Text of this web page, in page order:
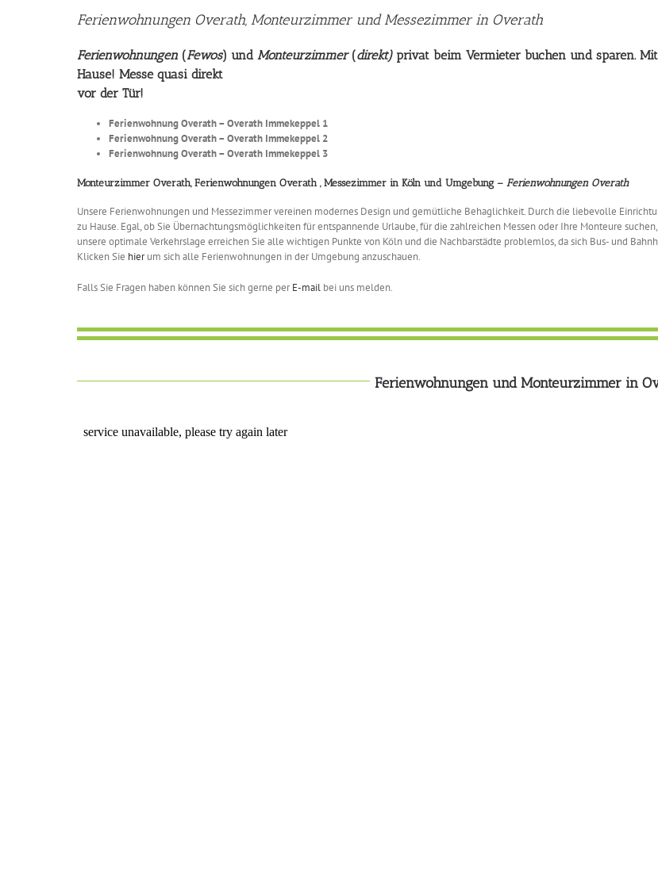
Ferienwohnungen Overath, Monteurzimmer und Messezimmer in Overath
Ferienwohnungen (Fewos) und Monteurzimmer(direkt)privat beim Vermieter buchen und sparen.
Hause! Messe quasi direkt
vor der Tür!
Ferienwohnung Overath – Overath Immekeppel 1
Ferienwohnung Overath – Overath Immekeppel 2
Ferienwohnung Overath – Overath Immekeppel 3
Monteurzimmer Overath, Ferienwohnungen Overath , Messezimmer in Köln und Umgebung – Ferienwohnungen Overath
Unsere Ferienwohnungen und Messezimmer vereinen modernes Design und gemütliche Behaglichkeit. Durch die liebevolle
zu Hause. Egal, ob Sie Übernachtungsmöglichkeiten für entspannende Urlaube, für die zahlreichen Messen oder Ihre Monteure
unsere optimale Verkehrslage erreichen Sie alle wichtigen Punkte von Köln und die Nachbarstädte problemlos, da sich Bus- und
Klicken Sie hierum sich alle Ferienwohnungen in der Umgebung anzuschauen.
Falls Sie Fragen haben können Sie sich gerne perE-mail bei uns melden.
Ferienwohnungen und Monteurzimmer in